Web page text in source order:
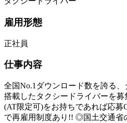
雇用形態
正社員
仕事内容
全国No.1ダウンロード数を誇る
搭載したタクシードライバーを
(AT限定可)をお持ちであれば応
で再雇用制度あり!! ◎国土交通省